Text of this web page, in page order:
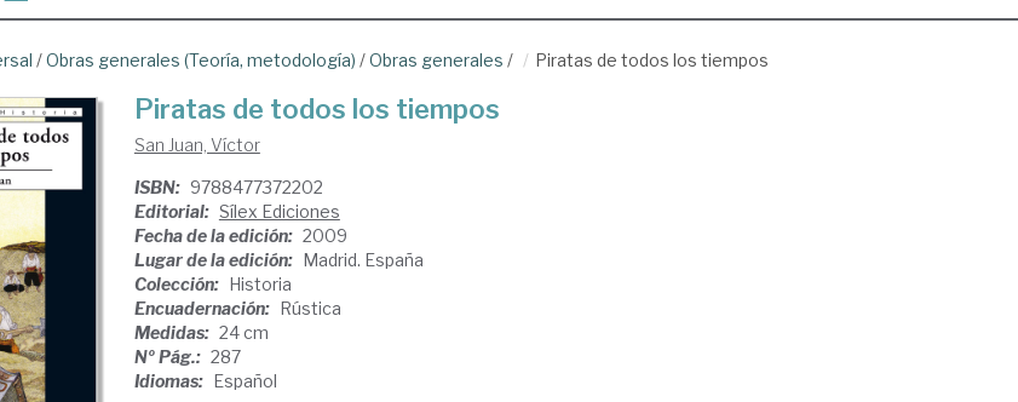
/Obras generales (Teoría, metodología) /Obras generales / Piratas de todos los tiempos
Piratas de todos los tiempos
San Juan, Víctor
ISBN: 9788477372202
Editorial: Sílex Ediciones
Fecha de la edición: 2009
Lugar de la edición: Madrid. España
Colección: Historia
Encuadernación: Rústica
Medidas: 24 cm
Nº Pág.: 287
Idiomas: Español